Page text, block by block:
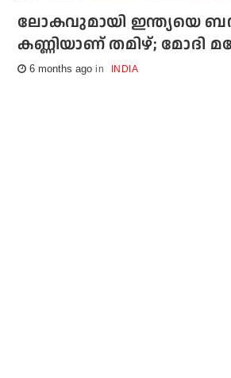
ലോകവുമായി ഇന്ത്യയെ
കണ്ണിയാണ് തമിഴ്; മോദി
6 months ago INDIA